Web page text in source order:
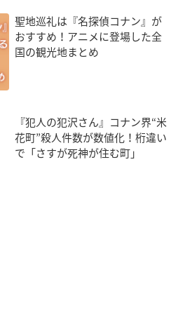
聖地巡礼は『名探偵コナン』が
おすすめ！アニメに登場した全
国の観光地まとめ
『犯人の犯沢さん』コナン界“米
花町”殺人件数が数値化！桁違い
で「さすが死神が住む町」